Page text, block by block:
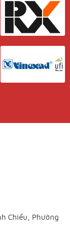
Chiểu, Phường